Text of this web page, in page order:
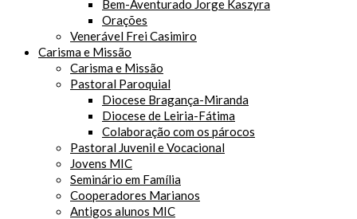
Bem-Aventurado Jorge Kaszyra
Orações
Venerável Frei Casimiro
Carisma e Missão
Carisma e Missão
Pastoral Paroquial
Diocese Bragança-Miranda
Diocese de Leiria-Fátima
Colaboração com os párocos
Pastoral Juvenil e Vocacional
Jovens MIC
Seminário em Família
Cooperadores Marianos
Antigos alunos MIC